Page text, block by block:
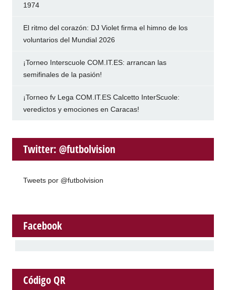
1974
El ritmo del corazón: DJ Violet firma el himno de los
voluntarios del Mundial 2026
¡Torneo Interscuole COM.IT.ES: arrancan las
semifinales de la pasión!
¡Torneo fv Lega COM.IT.ES Calcetto InterScuole:
veredictos y emociones en Caracas!
Twitter: @futbolvision
Tweets por @futbolvision
Facebook
Código QR